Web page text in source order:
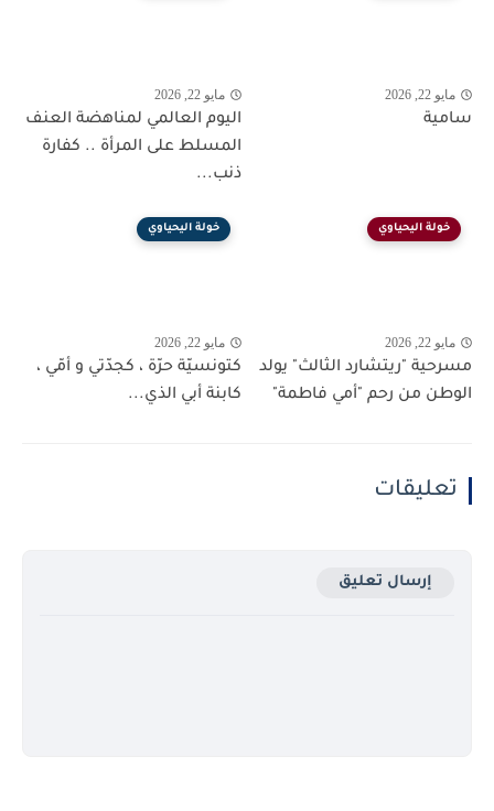
مايو 22, 2026
سامية
مايو 22, 2026
اليوم العالمي لمناهضة العنف
المسلط على المرأة .. كفارة
ذنب...
خولة اليحياوي
مايو 22, 2026
مسرحية "ريتشارد الثالث" يولد
الوطن من رحم "أمي فاطمة"
خولة اليحياوي
مايو 22, 2026
كتونسيّة حرّة ، كجدّتي و أمّي ،
كابنة أبي الذي...
تعليقات
إرسال تعليق